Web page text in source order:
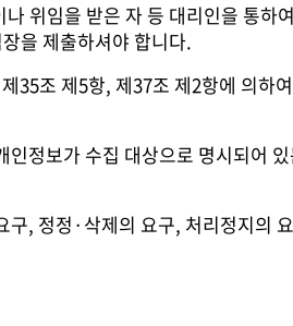
위임을 받은 자 등 대리인을 통하
을 제출하셔야 합니다.
조 제5항, 제37조 제2항에 의하
정보가 수집 대상으로 명시되어
, 정정·삭제의 요구, 처리정지의